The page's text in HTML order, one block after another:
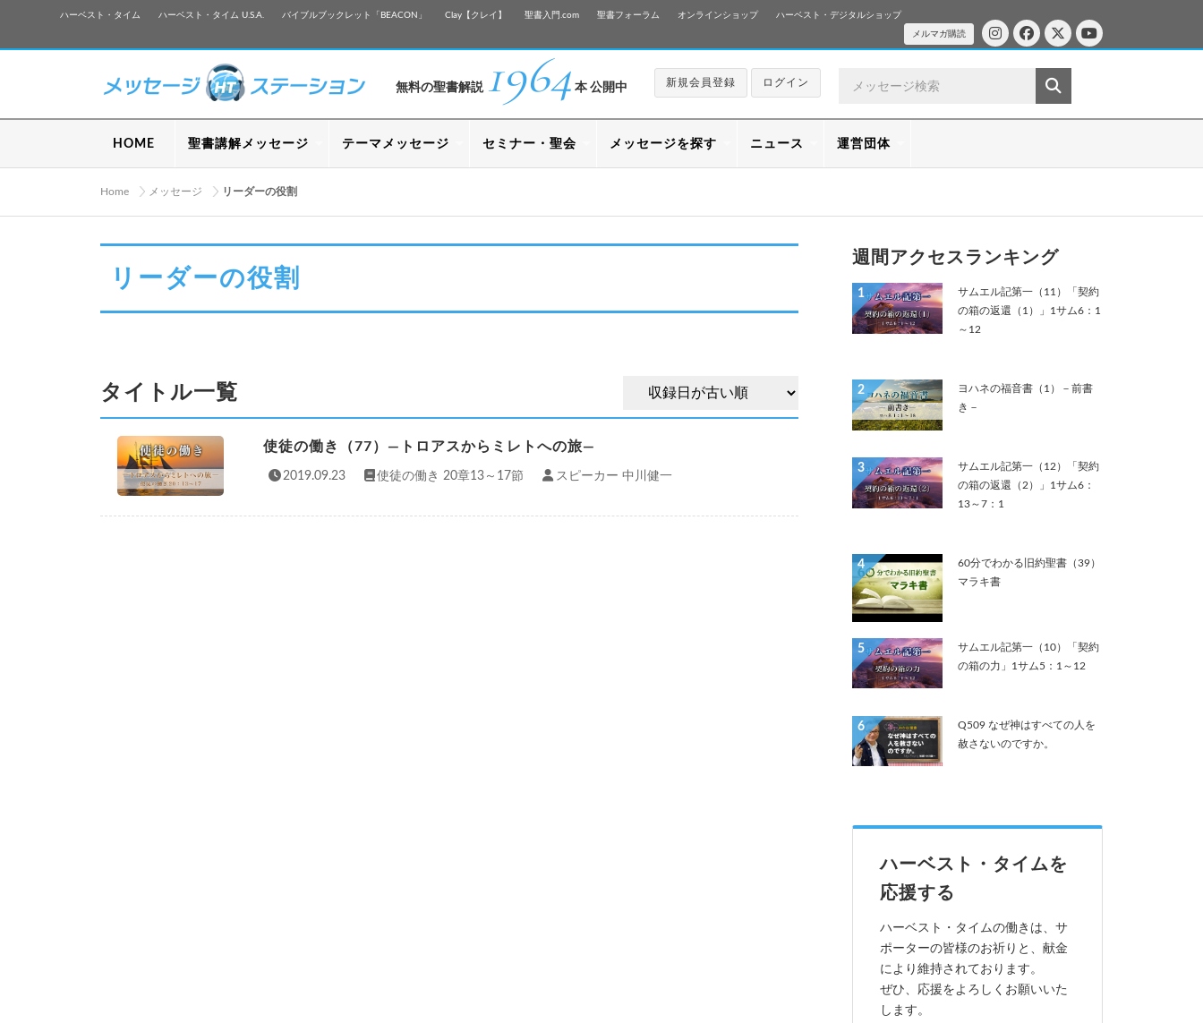
ハーベスト・タイム ハーベスト・タイム U.S.A. バイブルブックレット「BEACON」 Clay【クレイ】 聖書入門.com 聖書フォーラム オンラインショップ ハーベスト・デジタルショップ
メルマガ購読
無料の聖書解説 1964 本 公開中 新規会員登録 ログイン
HOME 聖書講解メッセージ テーマメッセージ セミナー・聖会 メッセージを探す ニュース 運営団体
Home メッセージ リーダーの役割
リーダーの役割
タイトル一覧
使徒の働き（77）―トロアスからミレトへの旅―
2019.09.23 使徒の働き 20章13～17節 スピーカー 中川健一
週間アクセスランキング
1
サムエル記第一（11）「契約
の箱の返還（1）」1サム6：1
～12
2
ヨハネの福音書（1）－前書
き－
3
サムエル記第一（12）「契約
の箱の返還（2）」1サム6：
13～7：1
4
60分でわかる旧約聖書（39）
マラキ書
5
サムエル記第一（10）「契約
の箱の力」1サム5：1～12
6
Q509 なぜ神はすべての人を
赦さないのですか。
ハーベスト・タイムを
応援する
ハーベスト・タイムの働きは、サ
ポーターの皆様のお祈りと、献金
により維持されております。
ぜひ、応援をよろしくお願いいた
します。